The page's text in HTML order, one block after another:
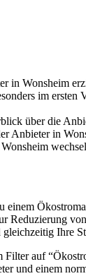
in Wonsheim
im ersten
über die
Anbieter in
Ihre
auf
und einem